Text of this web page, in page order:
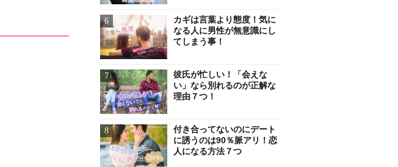
カギは言葉より態度！気に
なる人に男性が無意識にし
てしまう事！
彼氏が忙しい！「会えな
い」なら別れるのが正解な
理由７つ！
付き合ってないのにデート
に誘うのは90％脈アリ！恋
人になる方法７つ